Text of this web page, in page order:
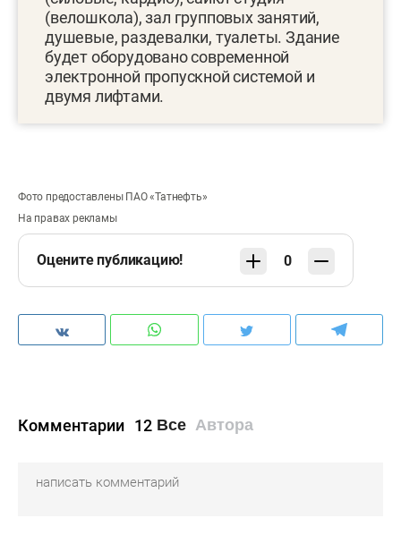
(велошкола), зал групповых занятий,
душевые, раздевалки, туалеты. Здание
будет оборудовано современной
электронной пропускной системой и
двумя лифтами.
Фото предоставлены ПАО «Татнефть»
На правах рекламы
Оцените публикацию! 0
Комментарии 12 Все Автора